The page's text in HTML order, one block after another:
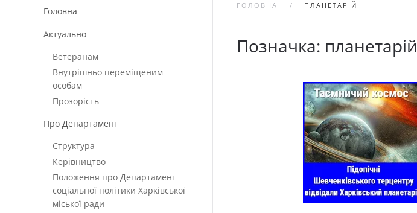
ГОЛОВНА ПЛАНЕТАРІЙ
Позначка: планетарій
Головна
Актуально
Ветеранам
Внутрішньо переміщеним
особам
Прозорість
Про Департамент
Структура
Керівництво
Положення про Департамент
соціальної політики Харківської
міської ради